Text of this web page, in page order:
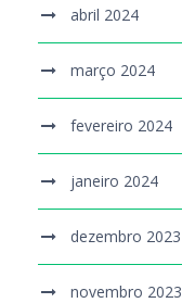
abril 2024
março 2024
fevereiro 2024
janeiro 2024
dezembro 2023
novembro 2023